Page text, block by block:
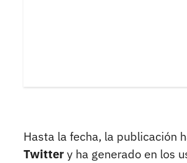
Hasta la fecha, la publicación
Twittery ha generado en los